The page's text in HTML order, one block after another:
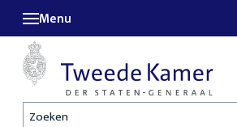
Zoeken
Menu